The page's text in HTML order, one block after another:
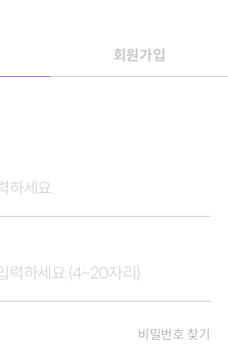
회원가입
비밀번호 찾기